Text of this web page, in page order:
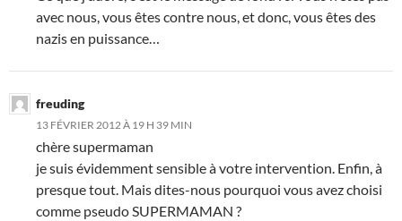
avec nous, vous êtes contre nous, et donc, vous êtes des
nazis en puissance…
freuding
13 FÉVRIER 2012 À 19 H 39 MIN
chère supermaman
je suis évidemment sensible à votre intervention. Enfin, à
presque tout. Mais dites-nous pourquoi vous avez choisi
comme pseudo SUPERMAMAN ?